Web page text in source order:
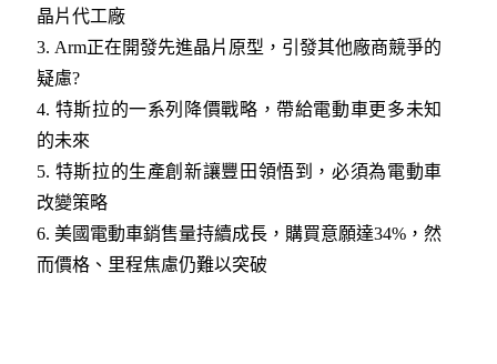
晶片代工廠
3. Arm正在開發先進晶片原型，引發其他廠商競爭的
疑慮?
4. 特斯拉的一系列降價戰略，帶給電動車更多未知
的未來
5. 特斯拉的生產創新讓豐田領悟到，必須為電動車
改變策略
6. 美國電動車銷售量持續成長，購買意願達34%，然
而價格、里程焦慮仍難以突破